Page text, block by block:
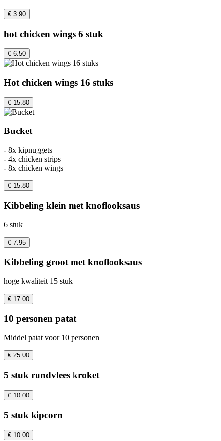
€ 3.90
hot chicken wings 6 stuk
€ 6.50
Hot chicken wings 16 stuks
€ 15.80
Bucket
- 8x kipnuggets
- 4x chicken strips
- 8x chicken wings
€ 15.80
Kibbeling klein met knoflooksaus
6 stuk
€ 7.95
Kibbeling groot met knoflooksaus
hoge kwaliteit 15 stuk
€ 17.00
10 personen patat
Middel patat voor 10 personen
€ 25.00
5 stuk rundvlees kroket
€ 10.00
5 stuk kipcorn
€ 10.00